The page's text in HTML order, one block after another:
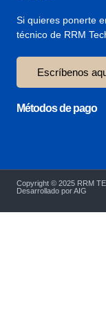
Si quieres ponerte
técnico de RRM
Escríbenos
Métodos de pago
Copyright © 2025 RRM
Desarrollado por AIG